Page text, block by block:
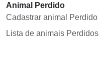
Animal Perdido
Cadastrar animal Perdido
Lista de animais Perdidos